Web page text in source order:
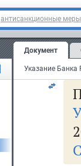
антисанкционные меры
Документ